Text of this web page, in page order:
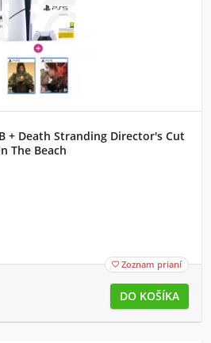
+ Death Stranding Director's Cut
The Beach
 Zoznam prianí